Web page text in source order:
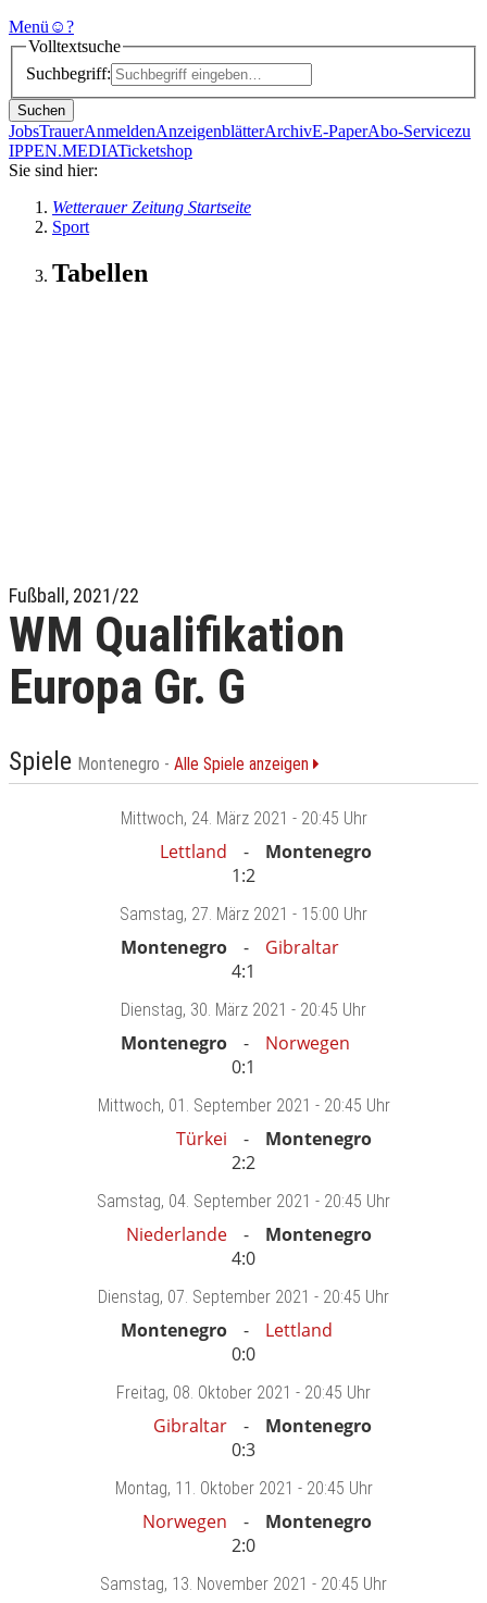
Menü ☺?
Volltextsuche
Suchbegriff:
Suchen
JobsTrauerAnmeldenAnzeigenblätterArchivE-PaperAbo-Servicezu
IPPEN.MEDIATicketshop
Sie sind hier:
Wetterauer Zeitung Startseite
Sport
Tabellen
Fußball, 2021/22
WM Qualifikation
Europa Gr. G
Spiele Montenegro - Alle Spiele anzeigen
Mittwoch, 24. März 2021 - 20:45 Uhr
Lettland
Montenegro
1:2
Samstag, 27. März 2021 - 15:00 Uhr
Montenegro
Gibraltar
4:1
Dienstag, 30. März 2021 - 20:45 Uhr
Montenegro
Norwegen
0:1
Mittwoch, 01. September 2021 - 20:45 Uhr
Türkei
Montenegro
2:2
Samstag, 04. September 2021 - 20:45 Uhr
Niederlande
Montenegro
4:0
Dienstag, 07. September 2021 - 20:45 Uhr
Montenegro
Lettland
0:0
Freitag, 08. Oktober 2021 - 20:45 Uhr
Gibraltar
Montenegro
0:3
Montag, 11. Oktober 2021 - 20:45 Uhr
Norwegen
Montenegro
2:0
Samstag, 13. November 2021 - 20:45 Uhr